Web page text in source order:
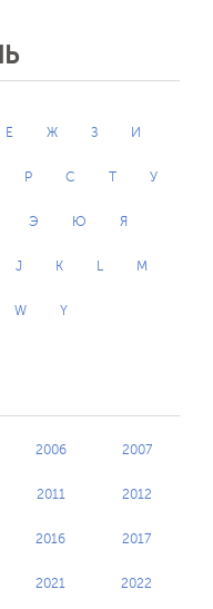
Е Ж З И
Р С Т У
Э Ю Я
J K L M
W Y
2006 2007
2011 2012
2016 2017
2021 2022